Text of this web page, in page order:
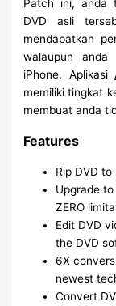
Patch ini, anda
DVD asli
mendapatkan
walaupun
iPhone. Aplikasi
memiliki tingkat
membuat anda
Features
Rip DVD to
Upgrade
ZERO
Edit DVD
the DVD
6X
newest
Convert